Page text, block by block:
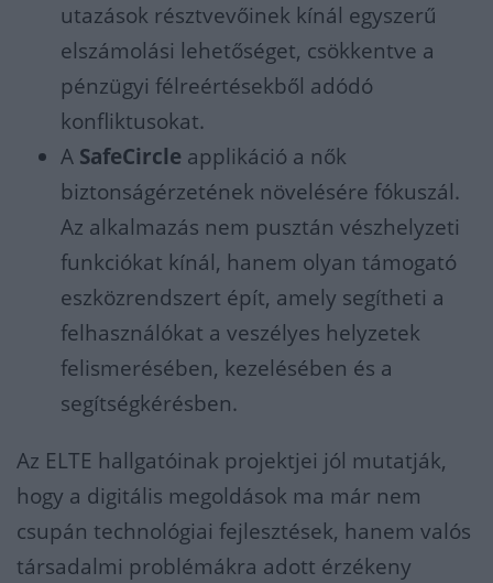
utazások résztvevőinek kínál egyszerű
elszámolási lehetőséget, csökkentve a
pénzügyi félreértésekből adódó
konfliktusokat.
A SafeCircle applikáció a nők
biztonságérzetének növelésére fókuszál.
Az alkalmazás nem pusztán vészhelyzeti
funkciókat kínál, hanem olyan támogató
eszközrendszert épít, amely segítheti a
felhasználókat a veszélyes helyzetek
felismerésében, kezelésében és a
segítségkérésben.
Az ELTE hallgatóinak projektjei jól mutatják,
hogy a digitális megoldások ma már nem
csupán technológiai fejlesztések, hanem valós
társadalmi problémákra adott érzékeny